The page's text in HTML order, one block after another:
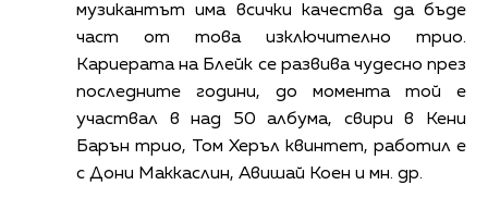
музикантът има всички качества да бъде
част от това изключително трио.
Кариерата на Блейк се развива чудесно през
последните години, до момента той е
участвал в над 50 албума, свири в Кени
Барън трио, Том Херъл квинтет, работил е
с Дони Маккаслин, Авишай Коен и мн. др.